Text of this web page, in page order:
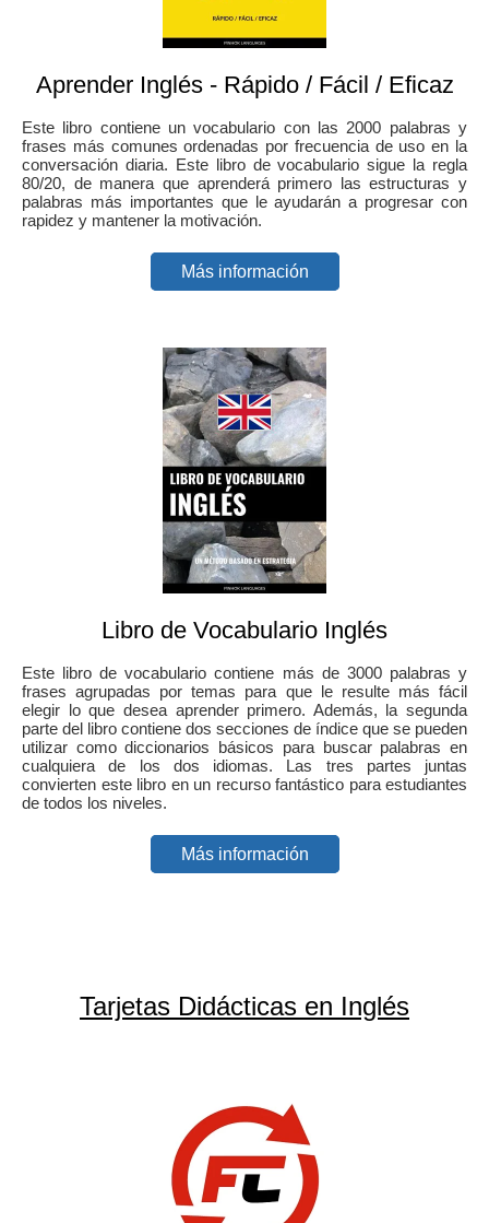
Aprender Inglés - Rápido / Fácil / Eficaz
Este libro contiene un vocabulario con las 2000 palabras y
frases más comunes ordenadas por frecuencia de uso en la
conversación diaria. Este libro de vocabulario sigue la regla
80/20, de manera que aprenderá primero las estructuras y
palabras más importantes que le ayudarán a progresar con
rapidez y mantener la motivación.
Más información
Libro de Vocabulario Inglés
Este libro de vocabulario contiene más de 3000 palabras y
frases agrupadas por temas para que le resulte más fácil
elegir lo que desea aprender primero. Además, la segunda
parte del libro contiene dos secciones de índice que se pueden
utilizar como diccionarios básicos para buscar palabras en
cualquiera de los dos idiomas. Las tres partes juntas
convierten este libro en un recurso fantástico para estudiantes
de todos los niveles.
Más información
Tarjetas Didácticas en Inglés